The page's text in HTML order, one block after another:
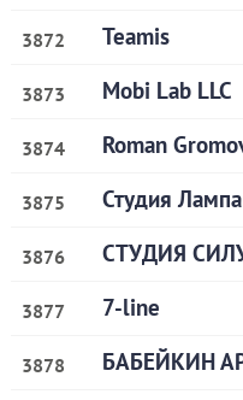
3872 Teamis
3873 Mobi Lab LLC
3874 Roman
3875 Студия Лампа
3876 СТУДИЯ
3877 7-line
3878 БАБЕЙКИН